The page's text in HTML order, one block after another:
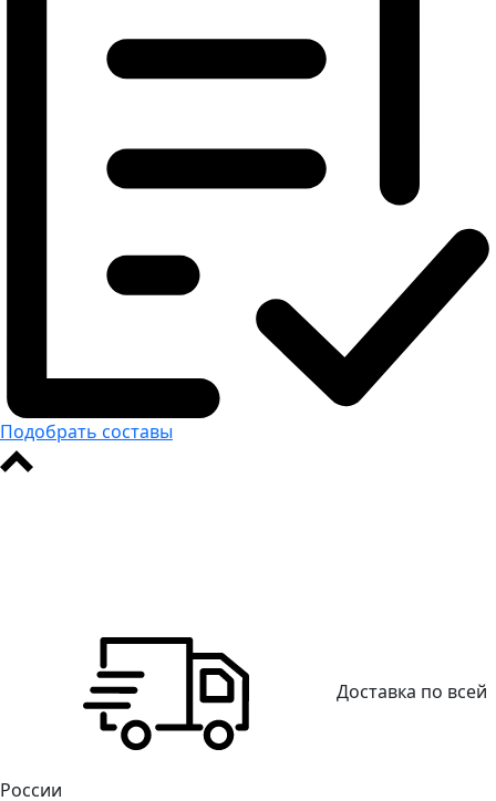
Подобрать составы
Доставка по всей
России